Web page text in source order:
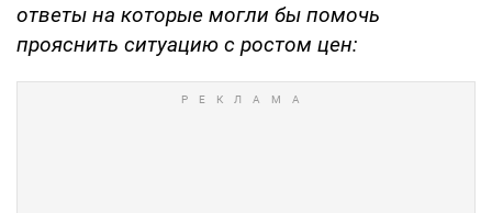
ответы на которые могли бы помочь
прояснить ситуацию с ростом цен: